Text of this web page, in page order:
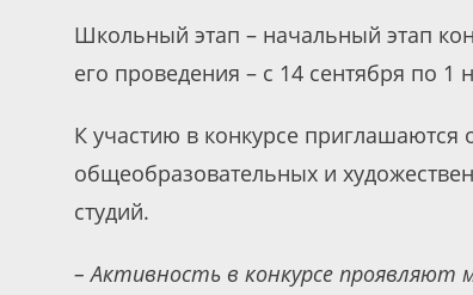
Школьный этап – начальный этап
его проведения – с 14 сентября по 1
К участию в конкурсе
общеобразовательных и
студий.
– Активность в конкурсе проявляют